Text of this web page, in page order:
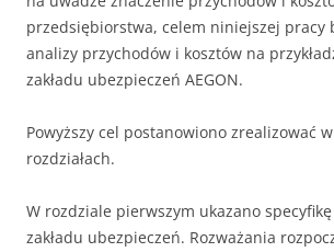
przedsiębiorstwa, celem niniejszej pracy
analizy przychodów i kosztów na
zakładu ubezpieczeń AEGON.
Powyższy cel postanowiono zrealizować
rozdziałach.
W rozdziale pierwszym ukazano
zakładu ubezpieczeń. Rozważania